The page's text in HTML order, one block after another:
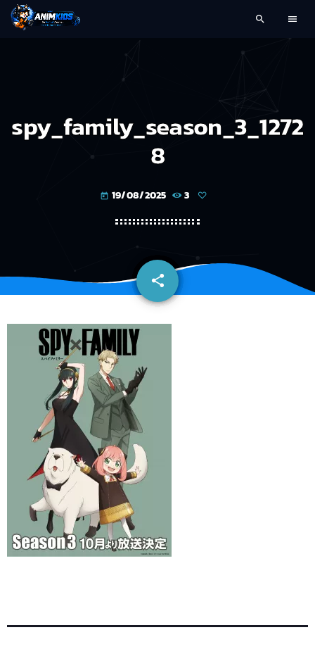
search menu
spy_family_season_3_1272
8
today 19/08/2025 3
share
email